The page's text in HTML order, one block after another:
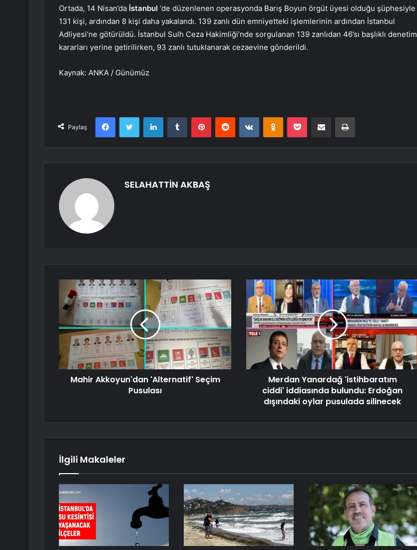
Ortada, 14 Nisan’da İstanbul ‘de düzenlenen operasyonda Barış Boyun örgüt üyesi olduğu şüphesiyle
131 kişi, ardından 8 kişi daha yakalandı. 139 zanlı dün emniyetteki işlemlerinin ardından İstanbul
Adliyesi’ne götürüldü. İstanbul Sulh Ceza Hakimliği’nde sorgulanan 139 zanlıdan 46’sı başlıklı denetim
kararları yerine getirilirken, 93 zanlı tutuklanarak cezaevine gönderildi.
Kaynak: ANKA / Günümüz
Paylaş
FacebookTwitter LinkedInTumblr PinterestReddit VKontakteOdnoklassniki
Pocket E-Posta ile paylaş Yazdır
SELAHATTİN AKBAŞ
Mahir Akkoyun'dan 'Alternatif' Seçim
Pusulası
Merdan Yanardağ 'istihbaratım
ciddi' iddiasında bulundu: Erdoğan
dışındaki oylar pusulada silinecek
İlgili Makaleler